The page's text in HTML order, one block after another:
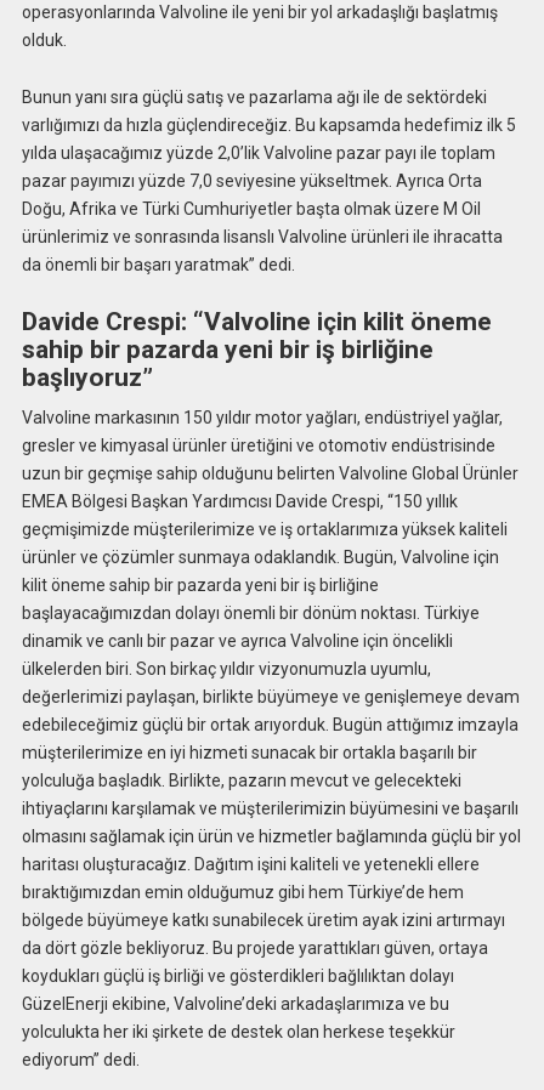
operasyonlarında Valvoline ile yeni bir yol arkadaşlığı başlatmış
olduk.
Bunun yanı sıra güçlü satış ve pazarlama ağı ile de sektördeki
varlığımızı da hızla güçlendireceğiz. Bu kapsamda hedefimiz ilk 5
yılda ulaşacağımız yüzde 2,0’lik Valvoline pazar payı ile toplam
pazar payımızı yüzde 7,0 seviyesine yükseltmek. Ayrıca Orta
Doğu, Afrika ve Türki Cumhuriyetler başta olmak üzere M Oil
ürünlerimiz ve sonrasında lisanslı Valvoline ürünleri ile ihracatta
da önemli bir başarı yaratmak” dedi.
Davide Crespi: “Valvoline için kilit öneme
sahip bir pazarda yeni bir iş birliğine
başlıyoruz”
Valvoline markasının 150 yıldır motor yağları, endüstriyel yağlar,
gresler ve kimyasal ürünler üretiğini ve otomotiv endüstrisinde
uzun bir geçmişe sahip olduğunu belirten Valvoline Global Ürünler
EMEA Bölgesi Başkan Yardımcısı Davide Crespi, “150 yıllık
geçmişimizde müşterilerimize ve iş ortaklarımıza yüksek kaliteli
ürünler ve çözümler sunmaya odaklandık. Bugün, Valvoline için
kilit öneme sahip bir pazarda yeni bir iş birliğine
başlayacağımızdan dolayı önemli bir dönüm noktası. Türkiye
dinamik ve canlı bir pazar ve ayrıca Valvoline için öncelikli
ülkelerden biri. Son birkaç yıldır vizyonumuzla uyumlu,
değerlerimizi paylaşan, birlikte büyümeye ve genişlemeye devam
edebileceğimiz güçlü bir ortak arıyorduk. Bugün attığımız imzayla
müşterilerimize en iyi hizmeti sunacak bir ortakla başarılı bir
yolculuğa başladık. Birlikte, pazarın mevcut ve gelecekteki
ihtiyaçlarını karşılamak ve müşterilerimizin büyümesini ve başarılı
olmasını sağlamak için ürün ve hizmetler bağlamında güçlü bir yol
haritası oluşturacağız. Dağıtım işini kaliteli ve yetenekli ellere
bıraktığımızdan emin olduğumuz gibi hem Türkiye’de hem
bölgede büyümeye katkı sunabilecek üretim ayak izini artırmayı
da dört gözle bekliyoruz. Bu projede yarattıkları güven, ortaya
koydukları güçlü iş birliği ve gösterdikleri bağlılıktan dolayı
GüzelEnerji ekibine, Valvoline’deki arkadaşlarımıza ve bu
yolculukta her iki şirkete de destek olan herkese teşekkür
ediyorum” dedi.